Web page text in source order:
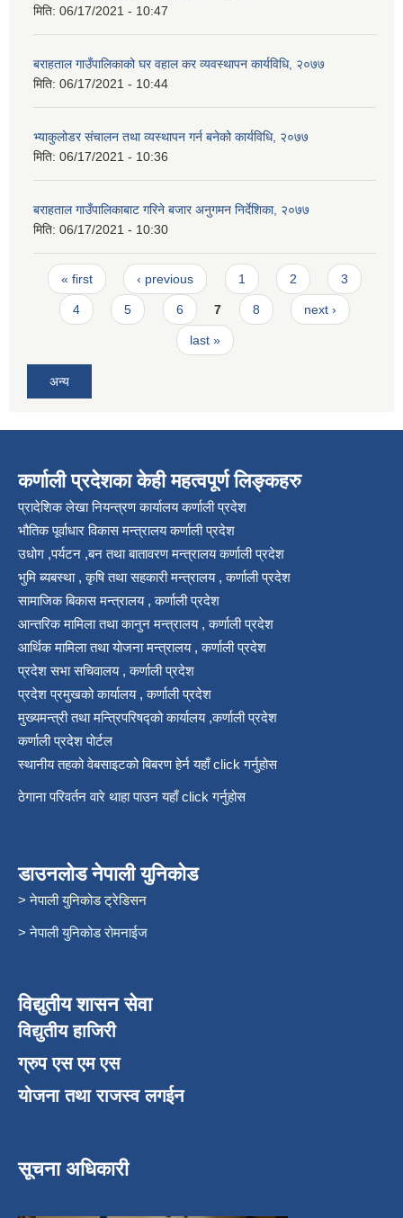
मिति: 06/17/2021 - 10:47
बराहताल गाउँपालिकाको घर वहाल कर व्यवस्थापन कार्यविधि, २०७७
मिति: 06/17/2021 - 10:44
भ्याकुलोडर संचालन तथा व्यस्थापन गर्न बनेको कार्यविधि, २०७७
मिति: 06/17/2021 - 10:36
बराहताल गाउँपालिकाबाट गरिने बजार अनुगमन निर्देशिका, २०७७
मिति: 06/17/2021 - 10:30
Pages
« first ‹ previous 1 2 3
4 5 6 7 8 next ›
last »
अन्य
कर्णाली प्रदेशका केही महत्वपूर्ण लिङ्कहरु
प्रादेशिक लेखा नियन्त्रण कार्यालय कर्णाली प्रदेश
भौतिक पूर्वाधार विकास मन्त्रालय कर्णाली प्रदेश
उधोग ,पर्यटन ,बन तथा बातावरण मन्त्रालय कर्णाली प्रदेश
भुमि ब्यबस्था , कृषि तथा सहकारी मन्त्रालय , कर्णाली प्रदेश
सामाजिक बिकास मन्त्रालय , कर्णाली प्रदेश
आन्तरिक मामिला तथा कानुन मन्त्रालय , कर्णाली प्रदेश
आर्थिक मामिला तथा योजना मन्त्रालय , कर्णाली प्रदेश
प्रदेश सभा सचिवालय , कर्णाली प्रदेश
प्रदेश प्रमुखको कार्यालय , कर्णाली प्रदेश
मुख्यमन्त्री तथा मन्त्रिपरिषद्को कार्यालय ,कर्णाली प्रदेश
कर्णाली प्रदेश पोर्टल
स्थानीय तहको वेबसाइटको बिबरण हेर्न यहाँ click गर्नुहोस
ठेगाना परिवर्तन वारे थाहा पाउन यहाँ click गर्नुहोस
डाउनलोड नेपाली युनिकोड
> नेपाली युनिकोड ट्रेडिसन
> नेपाली युनिकोड रोमनाईज
विद्युतीय शासन सेवा
विद्युतीय हाजिरी
ग्रुप एस एम एस
योजना तथा राजस्व लगईन
सूचना अधिकारी